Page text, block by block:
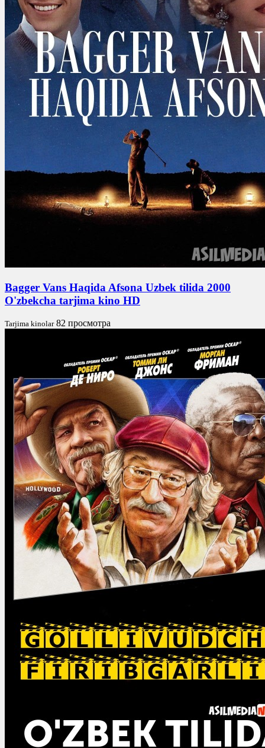
Bagger Vans Haqida Afsona Uzbek tilida 2000
O'zbekcha tarjima kino HD
Tarjima kinolar 82 просмотра